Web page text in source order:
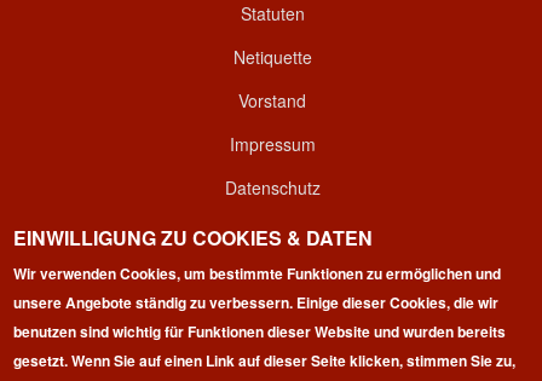
Statuten
Netiquette
Vorstand
Impressum
Datenschutz
Kontakt
Login
EINWILLIGUNG ZU COOKIES & DATEN
Wir verwenden Cookies, um bestimmte Funktionen zu ermöglichen und
unsere Angebote ständig zu verbessern. Einige dieser Cookies, die wir
benutzen sind wichtig für Funktionen dieser Website und wurden bereits
gesetzt. Wenn Sie auf einen Link auf dieser Seite klicken, stimmen Sie zu,